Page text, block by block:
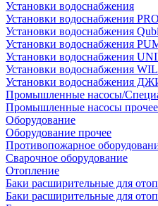
Установки водоснабжения
Установки водоснабжения
Установки водоснабжения
Установки водоснабжения
Установки водоснабжения
Установки водоснабжения
Установки водоснабжения
Промышленные насосы/
Промышленные насосы прочее
Оборудование
Оборудование прочее
Противопожарное
Сварочное оборудование
Отопление
Баки расширительные для
Баки расширительные для